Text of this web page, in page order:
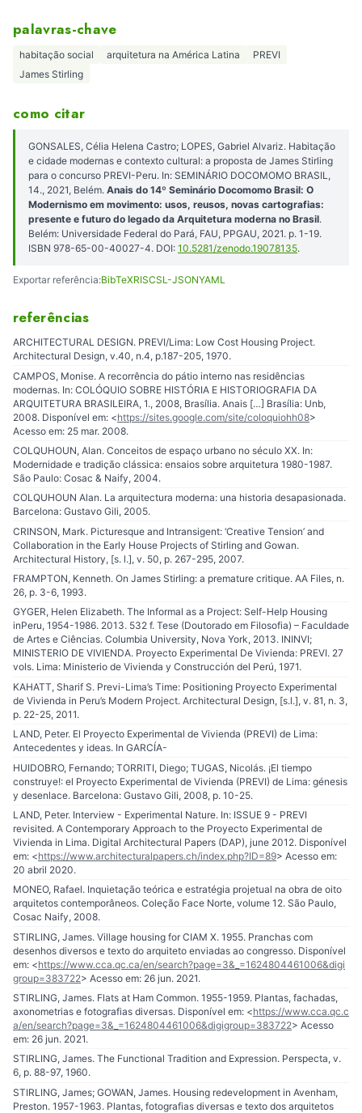
palavras-chave
habitação social arquitetura na América Latina
PREVI
James Stirling
como citar
GONSALES, Célia Helena Castro; LOPES, Gabriel Alvariz. Habitação
e cidade modernas e contexto cultural: a proposta de James Stirling
para o concurso PREVI-Peru. In: SEMINÁRIO DOCOMOMO BRASIL,
14., 2021, Belém. Anais do 14º Seminário Docomomo Brasil: O
Modernismo em movimento: usos, reusos, novas cartografias:
presente e futuro do legado da Arquitetura moderna no Brasil.
Belém: Universidade Federal do Pará, FAU, PPGAU, 2021. p. 1-19.
ISBN 978-65-00-40027-4. DOI: 10.5281/zenodo.19078135.
Exportar referência:BibTeXRISCSL-JSONYAML
referências
ARCHITECTURAL DESIGN. PREVI/Lima: Low Cost Housing Project.
Architectural Design, v.40, n.4, p.187-205, 1970.
CAMPOS, Monise. A recorrência do pátio interno nas residências
modernas. In: COLÓQUIO SOBRE HISTÓRIA E HISTORIOGRAFIA DA
ARQUITETURA BRASILEIRA, 1., 2008, Brasília. Anais […] Brasília: Unb,
2008. Disponível em: <https://sites.google.com/site/coloquiohh08>
Acesso em: 25 mar. 2008.
COLQUHOUN, Alan. Conceitos de espaço urbano no século XX. In:
Modernidade e tradição clássica: ensaios sobre arquitetura 1980-1987.
São Paulo: Cosac & Naify, 2004.
COLQUHOUN Alan. La arquitectura moderna: una historia desapasionada.
Barcelona: Gustavo Gili, 2005.
CRINSON, Mark. Picturesque and Intransigent: ‘Creative Tension’ and
Collaboration in the Early House Projects of Stirling and Gowan.
Architectural History, [s. l.], v. 50, p. 267-295, 2007.
FRAMPTON, Kenneth. On James Stirling: a premature critique. AA Files, n.
26, p. 3-6, 1993.
GYGER, Helen Elizabeth. The Informal as a Project: Self-Help Housing
inPeru, 1954-1986. 2013. 532 f. Tese (Doutorado em Filosofia) – Faculdade
de Artes e Ciências. Columbia University, Nova York, 2013. ININVI;
MINISTERIO DE VIVIENDA. Proyecto Experimental De Vivienda: PREVI. 27
vols. Lima: Ministerio de Vivienda y Construcción del Perú, 1971.
KAHATT, Sharif S. Previ-Lima’s Time: Positioning Proyecto Experimental
de Vivienda in Peru’s Modern Project. Architectural Design, [s.l.], v. 81, n. 3,
p. 22-25, 2011.
LAND, Peter. El Proyecto Experimental de Vivienda (PREVI) de Lima:
Antecedentes y ideas. In GARCÍA-
HUIDOBRO, Fernando; TORRITI, Diego; TUGAS, Nicolás. ¡El tiempo
construye!: el Proyecto Experimental de Vivienda (PREVI) de Lima: génesis
y desenlace. Barcelona: Gustavo Gili, 2008, p. 10-25.
LAND, Peter. Interview - Experimental Nature. In: ISSUE 9 - PREVI
revisited. A Contemporary Approach to the Proyecto Experimental de
Vivienda in Lima. Digital Architectural Papers (DAP), june 2012. Disponível
em: <https://www.architecturalpapers.ch/index.php?ID=89> Acesso em:
20 abril 2020.
MONEO, Rafael. Inquietação teórica e estratégia projetual na obra de oito
arquitetos contemporâneos. Coleção Face Norte, volume 12. São Paulo,
Cosac Naify, 2008.
STIRLING, James. Village housing for CIAM X. 1955. Pranchas com
desenhos diversos e texto do arquiteto enviadas ao congresso. Disponível
em: <https://www.cca.qc.ca/en/search?page=3&_=1624804461006&digi
group=383722> Acesso em: 26 jun. 2021.
STIRLING, James. Flats at Ham Common. 1955-1959. Plantas, fachadas,
axonometrias e fotografias diversas. Disponível em: <https://www.cca.qc.c
a/en/search?page=3&_=1624804461006&digigroup=383722> Acesso
em: 26 jun. 2021.
STIRLING, James. The Functional Tradition and Expression. Perspecta, v.
6, p. 88-97, 1960.
STIRLING, James; GOWAN, James. Housing redevelopment in Avenham,
Preston. 1957-1963. Plantas, fotografias diversas e texto dos arquitetos